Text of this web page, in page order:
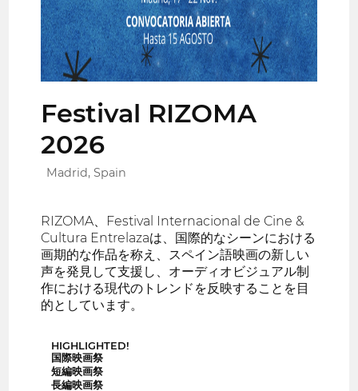
Festival RIZOMA
2026
Madrid, Spain
RIZOMA、Festival Internacional de Cine &
Cultura Entrelazaは、国際的なシーンにおける
画期的な作品を称え、スペイン語映画の新しい
声を発見して支援し、オーディオビジュアル制
作における現代のトレンドを反映することを目
的としています。
HIGHLIGHTED!
国際映画祭
短編映画祭
長編映画祭